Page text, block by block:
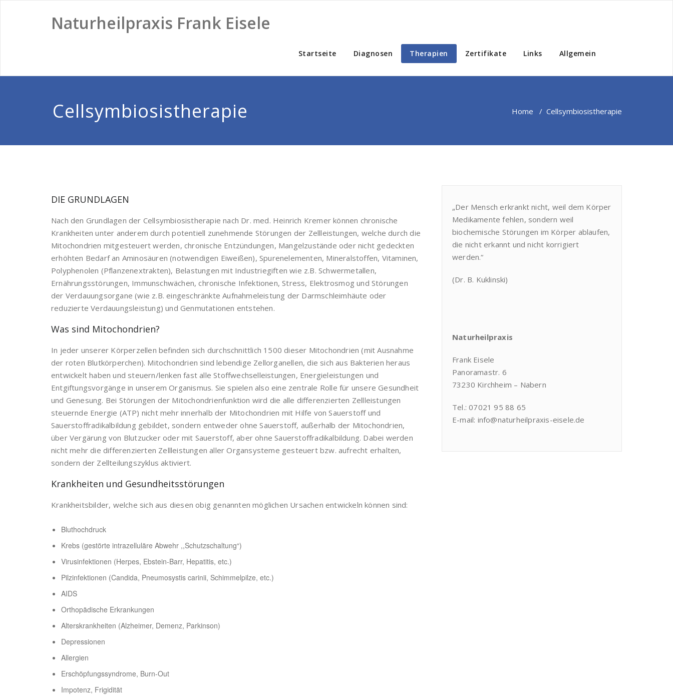
Naturheilpraxis Frank Eisele
Startseite Diagnosen Therapien Zertifikate Links Allgemein
Cellsymbiosistherapie Home / Cellsymbiosistherapie
DIE GRUNDLAGEN
Nach den Grundlagen der Cellsymbiosistherapie nach Dr. med. Heinrich Kremer können chronische
Krankheiten unter anderem durch potentiell zunehmende Störungen der Zellleistungen, welche durch die
Mitochondrien mitgesteuert werden, chronische Entzündungen, Mangelzustände oder nicht gedeckten
erhöhten Bedarf an Aminosäuren (notwendigen Eiweißen), Spurenelementen, Mineralstoffen, Vitaminen,
Polyphenolen (Pflanzenextrakten), Belastungen mit Industriegiften wie z.B. Schwermetallen,
Ernährungsstörungen, Immunschwächen, chronische Infektionen, Stress, Elektrosmog und Störungen
der Verdauungsorgane (wie z.B. eingeschränkte Aufnahmeleistung der Darmschleimhäute oder
reduzierte Verdauungsleistung) und Genmutationen entstehen.
Was sind Mitochondrien?
In jeder unserer Körperzellen befinden sich durchschnittlich 1500 dieser Mitochondrien (mit Ausnahme
der roten Blutkörperchen). Mitochondrien sind lebendige Zellorganellen, die sich aus Bakterien heraus
entwickelt haben und steuern/lenken fast alle Stoffwechselleistungen, Energieleistungen und
Entgiftungsvorgänge in unserem Organismus. Sie spielen also eine zentrale Rolle für unsere Gesundheit
und Genesung. Bei Störungen der Mitochondrienfunktion wird die alle differenzierten Zellleistungen
steuernde Energie (ATP) nicht mehr innerhalb der Mitochondrien mit Hilfe von Sauerstoff und
Sauerstoffradikalbildung gebildet, sondern entweder ohne Sauerstoff, außerhalb der Mitochondrien,
über Vergärung von Blutzucker oder mit Sauerstoff, aber ohne Sauerstoffradikalbildung. Dabei werden
nicht mehr die differenzierten Zellleistungen aller Organsysteme gesteuert bzw. aufrecht erhalten,
sondern der Zellteilungszyklus aktiviert.
Krankheiten und Gesundheitsstörungen
Krankheitsbilder, welche sich aus diesen obig genannten möglichen Ursachen entwickeln können sind:
Bluthochdruck
Krebs (gestörte intrazelluläre Abwehr ,,Schutzschaltung“)
Virusinfektionen (Herpes, Ebstein-Barr, Hepatitis, etc.)
Pilzinfektionen (Candida, Pneumosystis carinii, Schimmelpilze, etc.)
AIDS
Orthopädische Erkrankungen
Alterskrankheiten (Alzheimer, Demenz, Parkinson)
Depressionen
Allergien
Erschöpfungssyndrome, Burn-Out
Impotenz, Frigidität
„Der Mensch erkrankt nicht, weil dem Körper
Medikamente fehlen, sondern weil
biochemische Störungen im Körper ablaufen,
die nicht erkannt und nicht korrigiert
werden.“
(Dr. B. Kuklinski)
Naturheilpraxis
Frank Eisele
Panoramastr. 6
73230 Kirchheim – Nabern
Tel.: 07021 95 88 65
E-mail: info@naturheilpraxis-eisele.de